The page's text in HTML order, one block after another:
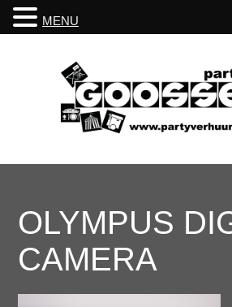
OLYMPUS
CAMERA
MENU